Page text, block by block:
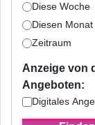
Diese Woche
Diesen Monat
Zeitraum
Anzeige von
Angeboten:
Digitales